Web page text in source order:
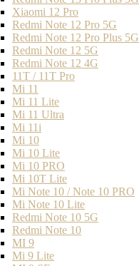
Xiaomi 12 Pro
Redmi Note 12 Pro 5G
Redmi Note 12 Pro Plus 5G
Redmi Note 12 5G
Redmi Note 12 4G
11T / 11T Pro
Mi 11
Mi 11 Lite
Mi 11 Ultra
Mi 11i
Mi 10
Mi 10 Lite
Mi 10 PRO
Mi 10T Lite
Mi Note 10 / Note 10 PRO
Mi Note 10 Lite
Redmi Note 10 5G
Redmi Note 10
MI 9
Mi 9 Lite